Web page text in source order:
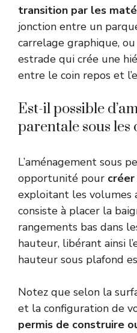
transition par les
jonction entre un
carrelage graphique,
estrade qui crée une
entre le coin repos et
Est-il possible
parentale sous les
L’aménagement sous
opportunité pour
exploitant les volumes
consiste à placer la
rangements bas dans
hauteur, libérant ainsi
hauteur sous plafond
Notez que selon la
et la configuration de
permis de construire